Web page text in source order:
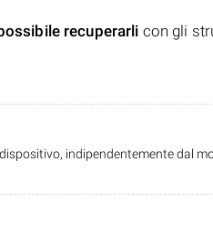
recuperarli con gli
indipendentemente dal